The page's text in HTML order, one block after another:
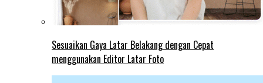
Sesuaikan Gaya Latar Belakang dengan Cepat
menggunakan Editor Latar Foto